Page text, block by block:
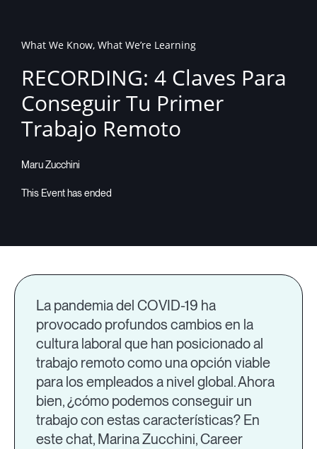
What We Know, What We’re Learning
RECORDING: 4 Claves Para
Conseguir Tu Primer
Trabajo Remoto
Maru Zucchini
La pandemia del COVID-19 ha
provocado profundos cambios en la
cultura laboral que han posicionado al
trabajo remoto como una opción viable
para los empleados a nivel global. Ahora
bien, ¿cómo podemos conseguir un
trabajo con estas características? En
este chat, Marina Zucchini, Career